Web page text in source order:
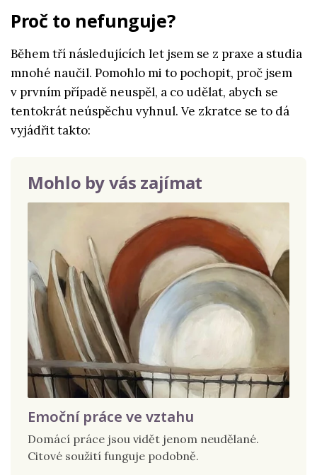
Proč to nefunguje?
Během tří následujících let jsem se z praxe a studia
mnohé naučil. Pomohlo mi to pochopit, proč jsem
v prvním případě neuspěl, a co udělat, abych se
tentokrát neúspěchu vyhnul. Ve zkratce se to dá
vyjádřit takto:
Mohlo by vás zajímat
Emoční práce ve vztahu
Domácí práce jsou vidět jenom neudělané.
Citové soužití funguje podobně.